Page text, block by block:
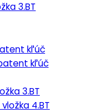
3.BT
kľúč
patent kľúč
3.BT
4.BT